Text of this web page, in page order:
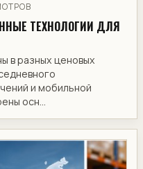
ТЕХНОЛОГИИ ДЛЯ
в разных ценовых
и мобильной
осн...